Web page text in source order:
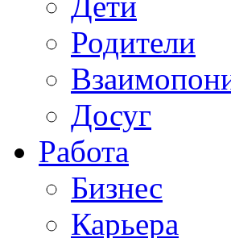
Родители
Досуг
Работа
Бизнес
Карьера